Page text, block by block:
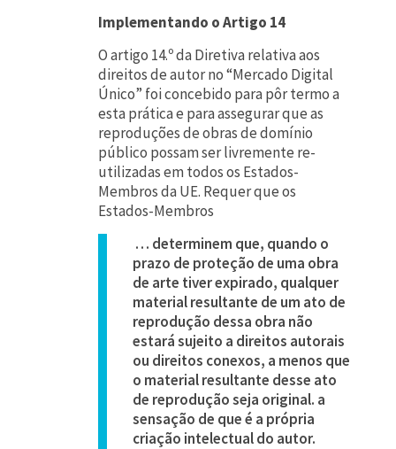
Implementando o Artigo 14
O artigo 14.º da Diretiva relativa aos
direitos de autor no “Mercado Digital
Único” foi concebido para pôr termo a
esta prática e para assegurar que as
reproduções de obras de domínio
público possam ser livremente re-
utilizadas em todos os Estados-
Membros da UE. Requer que os
Estados-Membros
… determinem que, quando o
prazo de proteção de uma obra
de arte tiver expirado, qualquer
material resultante de um ato de
reprodução dessa obra não
estará sujeito a direitos autorais
ou direitos conexos, a menos que
o material resultante desse ato
de reprodução seja original. a
sensação de que é a própria
criação intelectual do autor.